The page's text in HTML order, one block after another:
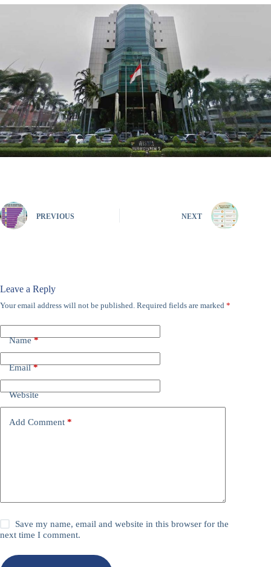
PREVIOUS NEXT
Leave a Reply
Your email address will not be published. Required fields are marked *
Name*
Email*
Website
Add Comment *
Save my name, email and website in this browser for the
next time I comment.